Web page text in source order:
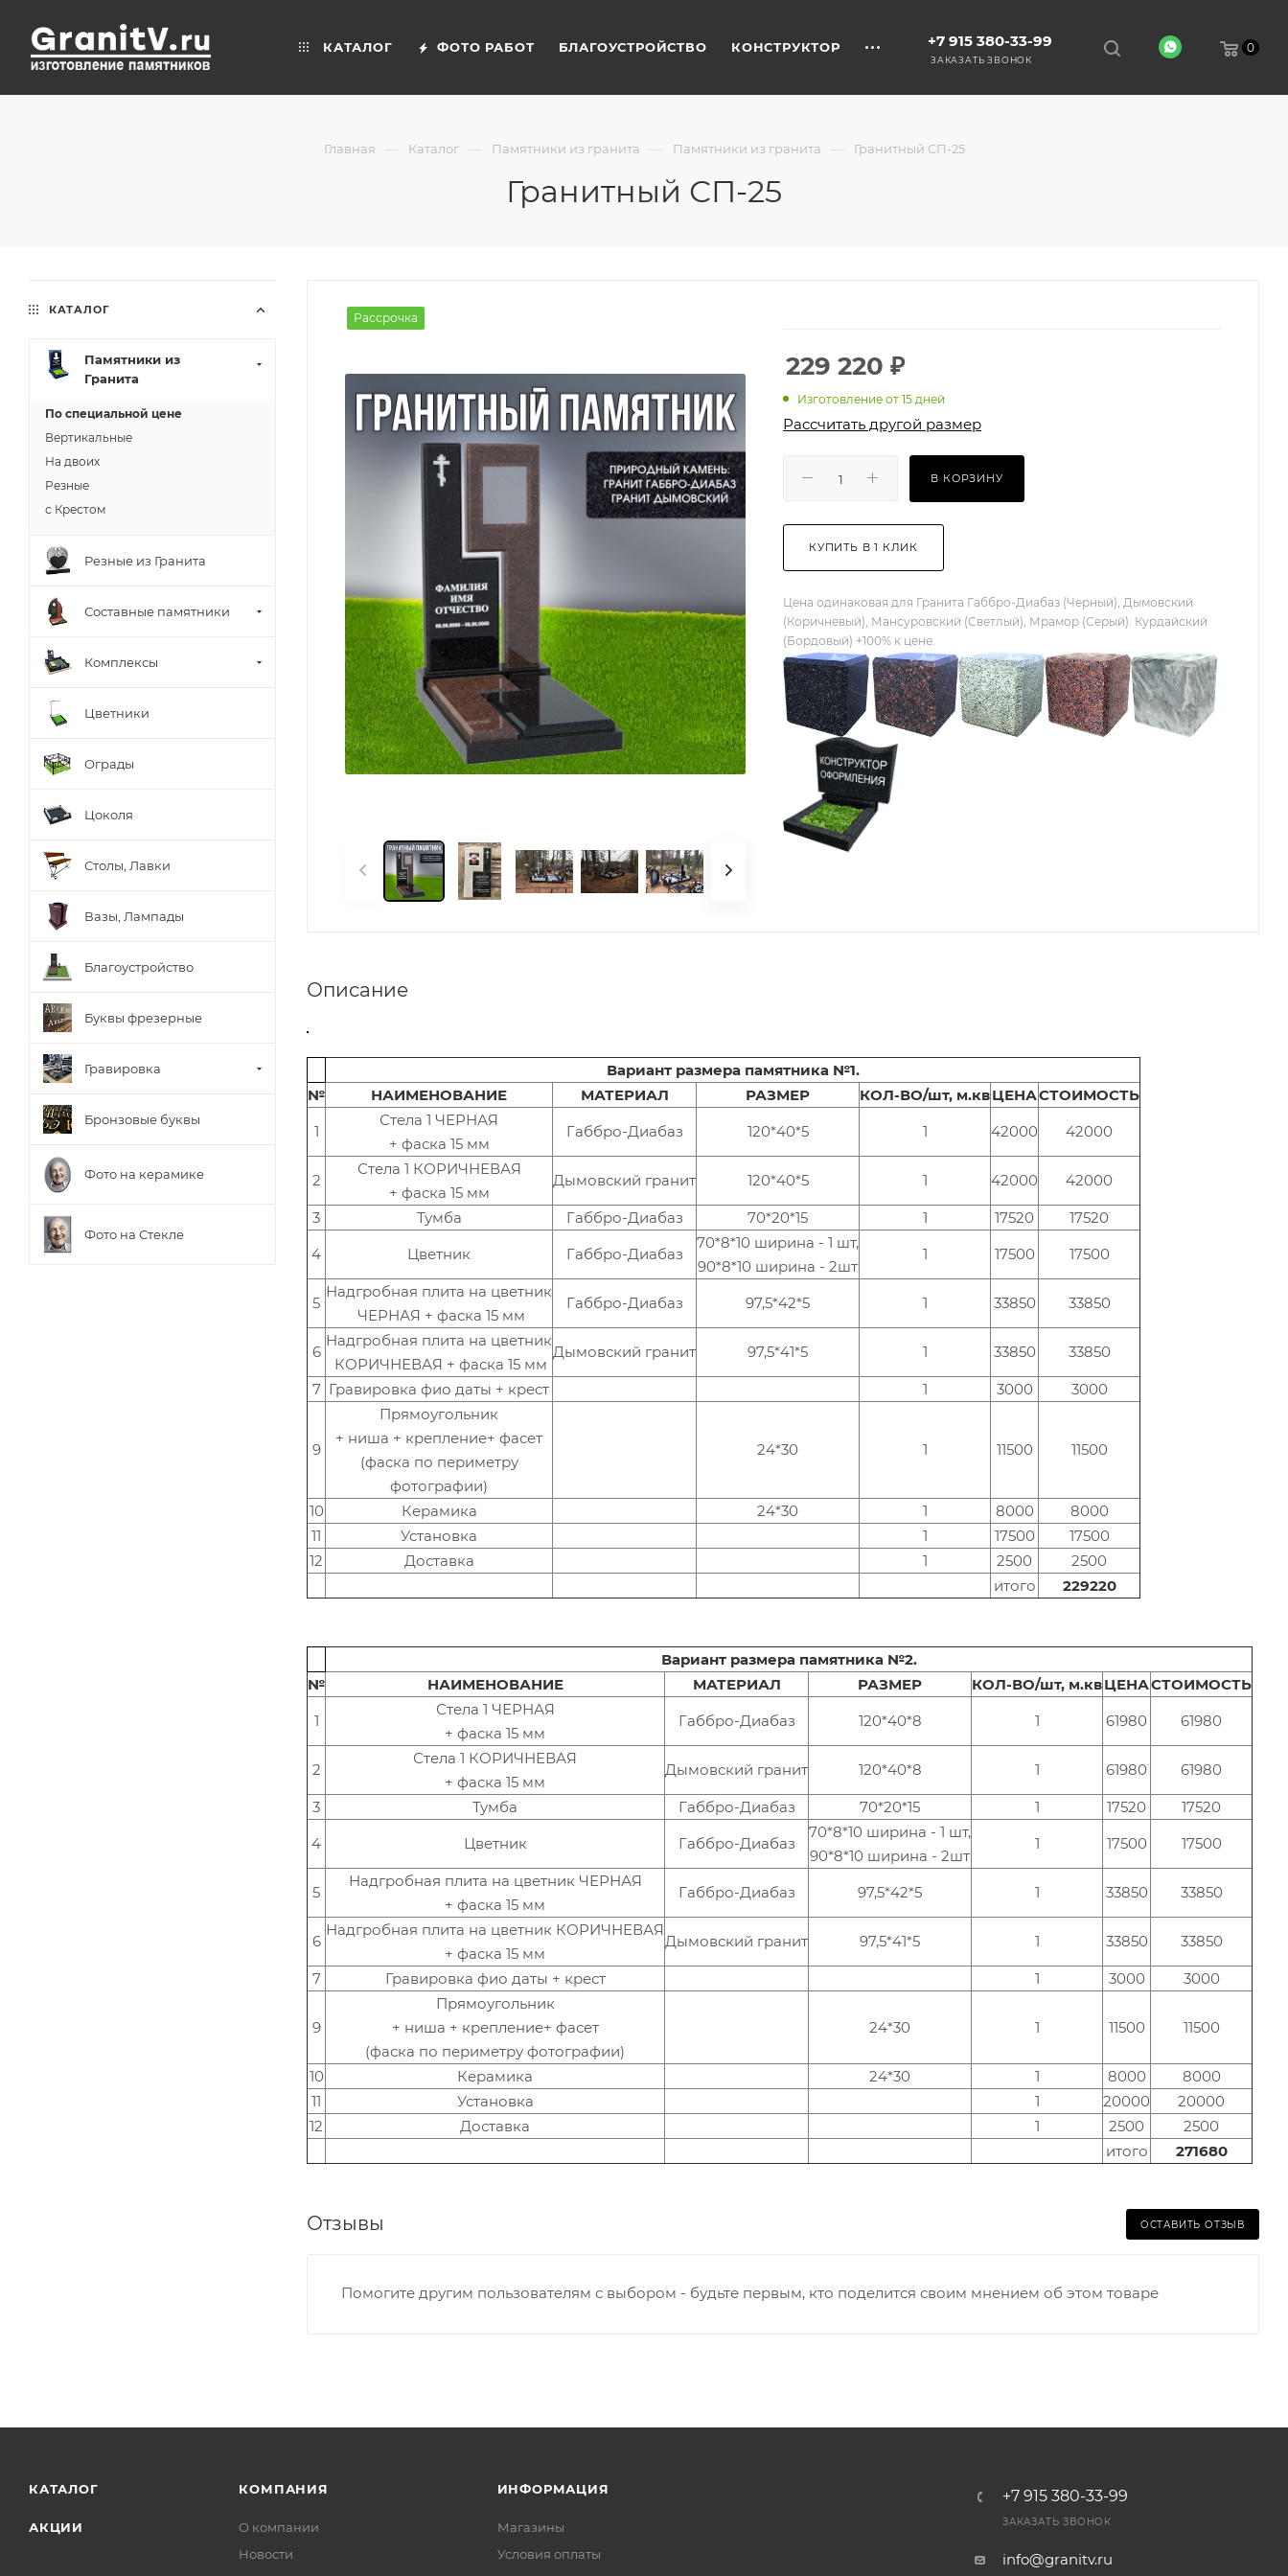
+7 915 380-33-99
ЗАКАЗАТЬ ЗВОНОК
0
КАТАЛОГ ФОТО РАБОТ БЛАГОУСТРОЙСТВО КОНСТРУКТОР
Главная — Каталог — Памятники из гранита — Памятники из гранита — Гранитный СП-25
Гранитный СП-25
Рассрочка
229 220 ₽
Изготовление от 15 дней
Рассчитать другой размер
В КОРЗИНУ
КУПИТЬ В 1 КЛИК
Цена одинаковая для Гранита Габбро-Диабаз (Черный), Дымовский
(Коричневый), Мансуровский (Светлый), Мрамор (Серый). Курдайский
(Бордовый) +100% к цене.
Описание
Вариант размера памятника №1.
№
НАИМЕНОВАНИЕ МАТЕРИАЛ РАЗМЕР КОЛ-ВО/шт, м.квЦЕНАСТОИМОСТЬ
1
Стела 1 ЧЕРНАЯ
+ фаска 15 мм
Габбро-Диабаз 120*40*5 1 42000 42000
2
Стела 1 КОРИЧНЕВАЯ
+ фаска 15 мм
Дымовский гранит 120*40*5 1 42000 42000
3 Тумба Габбро-Диабаз 70*20*15 1 17520
17520
4
Цветник Габбро-Диабаз
70*8*10 ширина - 1 шт,
90*8*10 ширина - 2шт
1 17500 17500
5
Надгробная плита на цветник
ЧЕРНАЯ + фаска 15 мм
Габбро-Диабаз 97,5*42*5 1 33850 33850
6
Надгробная плита на цветник
КОРИЧНЕВАЯ + фаска 15 мм
Дымовский гранит 97,5*41*5 1 33850 33850
7 Гравировка фио даты + крест 1 3000 3000
9
Прямоугольник
+ ниша + крепление+ фасет
(фаска по периметру
фотографии)
24*30 1 11500 11500
10 Керамика 24*30 1 8000
8000
11
Установка 1 17500
17500
12
Доставка 1 2500
2500
итого
229220
Вариант размера памятника №2.
№
НАИМЕНОВАНИЕ МАТЕРИАЛ РАЗМЕР КОЛ-ВО/шт, м.квЦЕНАСТОИМОСТЬ
1
Стела 1 ЧЕРНАЯ
+ фаска 15 мм
Габбро-Диабаз 120*40*8 1 61980 61980
2
Стела 1 КОРИЧНЕВАЯ
+ фаска 15 мм
Дымовский гранит 120*40*8 1 61980 61980
3 Тумба Габбро-Диабаз 70*20*15 1 17520
17520
4
Цветник Габбро-Диабаз
70*8*10 ширина - 1 шт,
90*8*10 ширина - 2шт
1 17500 17500
5
Надгробная плита на цветник ЧЕРНАЯ
+ фаска 15 мм
Габбро-Диабаз 97,5*42*5 1 33850 33850
6
Надгробная плита на цветник КОРИЧНЕВАЯ
+ фаска 15 мм
Дымовский гранит 97,5*41*5 1 33850 33850
7 Гравировка фио даты + крест 1 3000 3000
9
Прямоугольник
+ ниша + крепление+ фасет
(фаска по периметру фотографии)
24*30 1 11500 11500
10 Керамика 24*30 1 8000
8000
11
Установка 1 20000
20000
12
Доставка 1 2500
2500
итого
271680
Отзывы ОСТАВИТЬ ОТЗЫВ
Помогите другим пользователям с выбором - будьте первым, кто поделится своим мнением об этом товаре
КАТАЛОГ
Памятники из
Гранита
По специальной цене
Вертикальные
На двоих
Резные
с Крестом
Резные из Гранита
Составные памятники
Комплексы
Цветники
Ограды
Цоколя
Столы, Лавки
Вазы, Лампады
Благоустройство
Буквы фрезерные
Гравировка
Бронзовые буквы
Фото на керамике
Фото на Стекле
КАТАЛОГ
АКЦИИ
КОМПАНИЯ
О компании
Новости
ИНФОРМАЦИЯ
Магазины
Условия оплаты
+7 915 380-33-99
ЗАКАЗАТЬ ЗВОНОК
info@granitv.ru